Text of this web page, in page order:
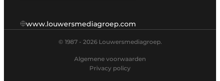
www.louwersmediagroep.com
© 1987 - 2026 Louwersmediagroep.
Algemene voorwaarden
Privacy policy